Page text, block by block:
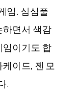
임. 심심풀
하면서 색감
임이기도 합
이드, 젠 모
.